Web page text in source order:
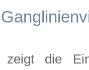
zeigt die